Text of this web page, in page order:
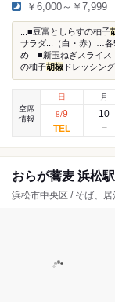
￥6,000～￥7,999
...■豆富としらすの柚子
サラダ...（白・赤）…
め ■新玉ねぎスライス
の柚子胡椒 ドレッシン
空席
情報
日
8/9
月
10
おらが蕎麦 浜松
浜松市中央区 / そば、